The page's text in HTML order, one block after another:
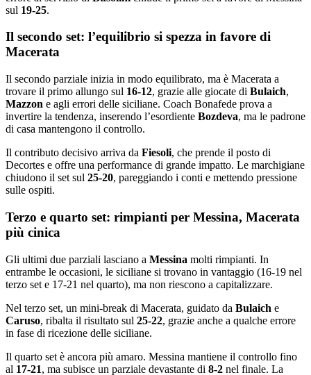
sul 19-25.
Il secondo set: l’equilibrio si spezza in favore di
Macerata
Il secondo parziale inizia in modo equilibrato, ma è Macerata a
trovare il primo allungo sul 16-12, grazie alle giocate di Bulaich,
Mazzon e agli errori delle siciliane. Coach Bonafede prova a
invertire la tendenza, inserendo l’esordiente Bozdeva, ma le padrone
di casa mantengono il controllo.
Il contributo decisivo arriva da Fiesoli, che prende il posto di
Decortes e offre una performance di grande impatto. Le marchigiane
chiudono il set sul 25-20, pareggiando i conti e mettendo pressione
sulle ospiti.
Terzo e quarto set: rimpianti per Messina, Macerata
più cinica
Gli ultimi due parziali lasciano a Messina molti rimpianti. In
entrambe le occasioni, le siciliane si trovano in vantaggio (16-19 nel
terzo set e 17-21 nel quarto), ma non riescono a capitalizzare.
Nel terzo set, un mini-break di Macerata, guidato da Bulaich e
Caruso, ribalta il risultato sul 25-22, grazie anche a qualche errore
in fase di ricezione delle siciliane.
Il quarto set è ancora più amaro. Messina mantiene il controllo fino
al 17-21, ma subisce un parziale devastante di 8-2 nel finale. La